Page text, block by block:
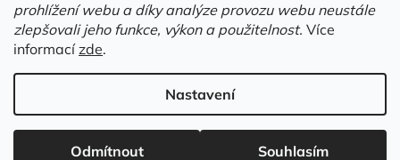
prohlížení webu a díky analýze provozu webu neustále
zlepšovali jeho funkce, výkon a použitelnost. Více
informacízde.
Nastavení
Odmítnout Souhlasím
Vytvořil Shoptet
Copyright 2026Želví doupě | knihy & vinyly | Mělník. Všechna
práva vyhrazena.
Upravit nastavení cookies